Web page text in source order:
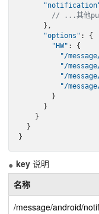
// ...其他
"options" : {
"HW" : {
"/
"/
"/
"/
key 说明
名称
/message/android/